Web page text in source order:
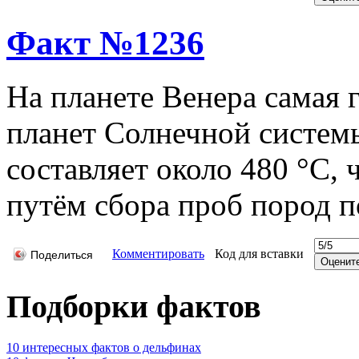
Факт №1236
На планете Венера самая
планет Солнечной
составляет около 480 °С,
путём сбора проб пород
Поделиться Комментировать Код для вставки
Подборки фактов
10 интересных фактов о дельфинах